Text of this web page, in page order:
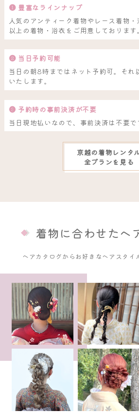
❶ 豊富なラインナップ
人気のアンティーク着物やレース着物
以上の着物・浴衣をご用意しております。
❷ 当日予約可能
当日の朝8時まではネット予約可。それ
いたします。
❸ 予約時の事前決済が不要
当日現地払いなので、事前決済は不要で
京越の着物レンタ
全プランを見る
着物に合わせたヘ
ヘアカタログからお好きなヘアスタイ